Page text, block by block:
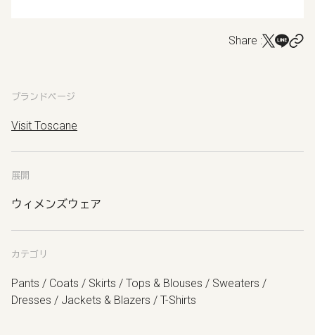
Share :
ブランドページ
Visit Toscane
展開
ウィメンズウェア
カテゴリ
Pants / Coats / Skirts / Tops & Blouses / Sweaters /
Dresses / Jackets & Blazers / T-Shirts